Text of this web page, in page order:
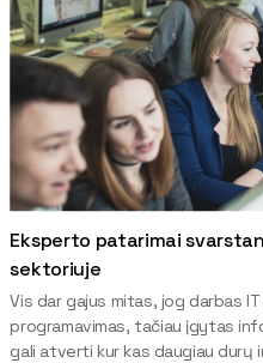
Eksperto patarimai
sektoriuje
Vis dar gajus mitas, jog darbas
programavimas, tačiau įgytas
gali atverti kur kas daugiau durų